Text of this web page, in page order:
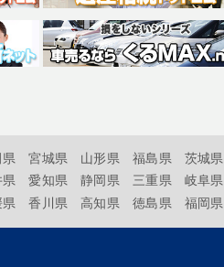
宮城県 山形県 福島県
茨城県
愛知県 静岡県 三重県
岐阜県
香川県 高知県 徳島県 福岡県